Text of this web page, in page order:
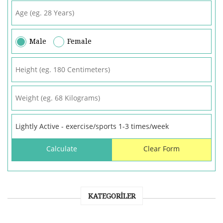
Male Female
KATEGORILER